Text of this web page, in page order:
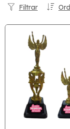
Filtrar